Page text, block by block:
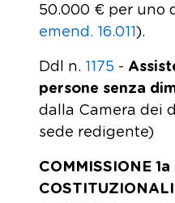
50.000 € per uno
emend. 16.011 ).
Ddl n. 1175 -
persone senza
dalla Camera dei
sede redigente)
COMMISSIONE